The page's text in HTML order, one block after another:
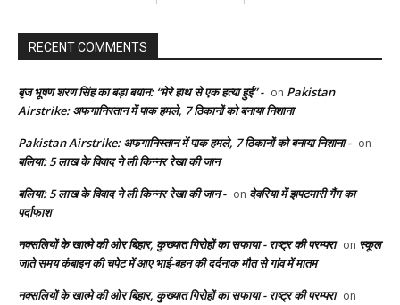
RECENT COMMENTS
बृज भूषण शरण सिंह का बड़ा बयान: “मेरे हाथ से एक हत्या हुई” - on Pakistan
Airstrike: अफगानिस्तान में पाक हमले, 7 ठिकानों को बनाया निशाना
Pakistan Airstrike: अफगानिस्तान में पाक हमले, 7 ठिकानों को बनाया निशाना - on
बलिया: 5 लाख के विवाद ने ली किन्नर रेखा की जान
बलिया: 5 लाख के विवाद ने ली किन्नर रेखा की जान - on देवरिया में झपटमारी गैंग का
पर्दाफाश
नक्सलियों के खात्मे की ओर बिहार, कुख्यात गिरोहों का सफाया - राष्ट्र की परम्परा on स्कूल
जाते समय कंबाइन की चपेट में आए भाई-बहन की दर्दनाक मौत से गांव में मातम
नक्सलियों के खात्मे की ओर बिहार, कुख्यात गिरोहों का सफाया - राष्ट्र की परम्परा on